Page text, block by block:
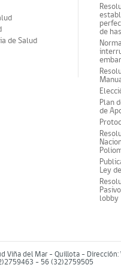
de Salud
de
Plan
de
Ley
lobby
Viña del Mar – Quillota -
- 56 (32)2759505